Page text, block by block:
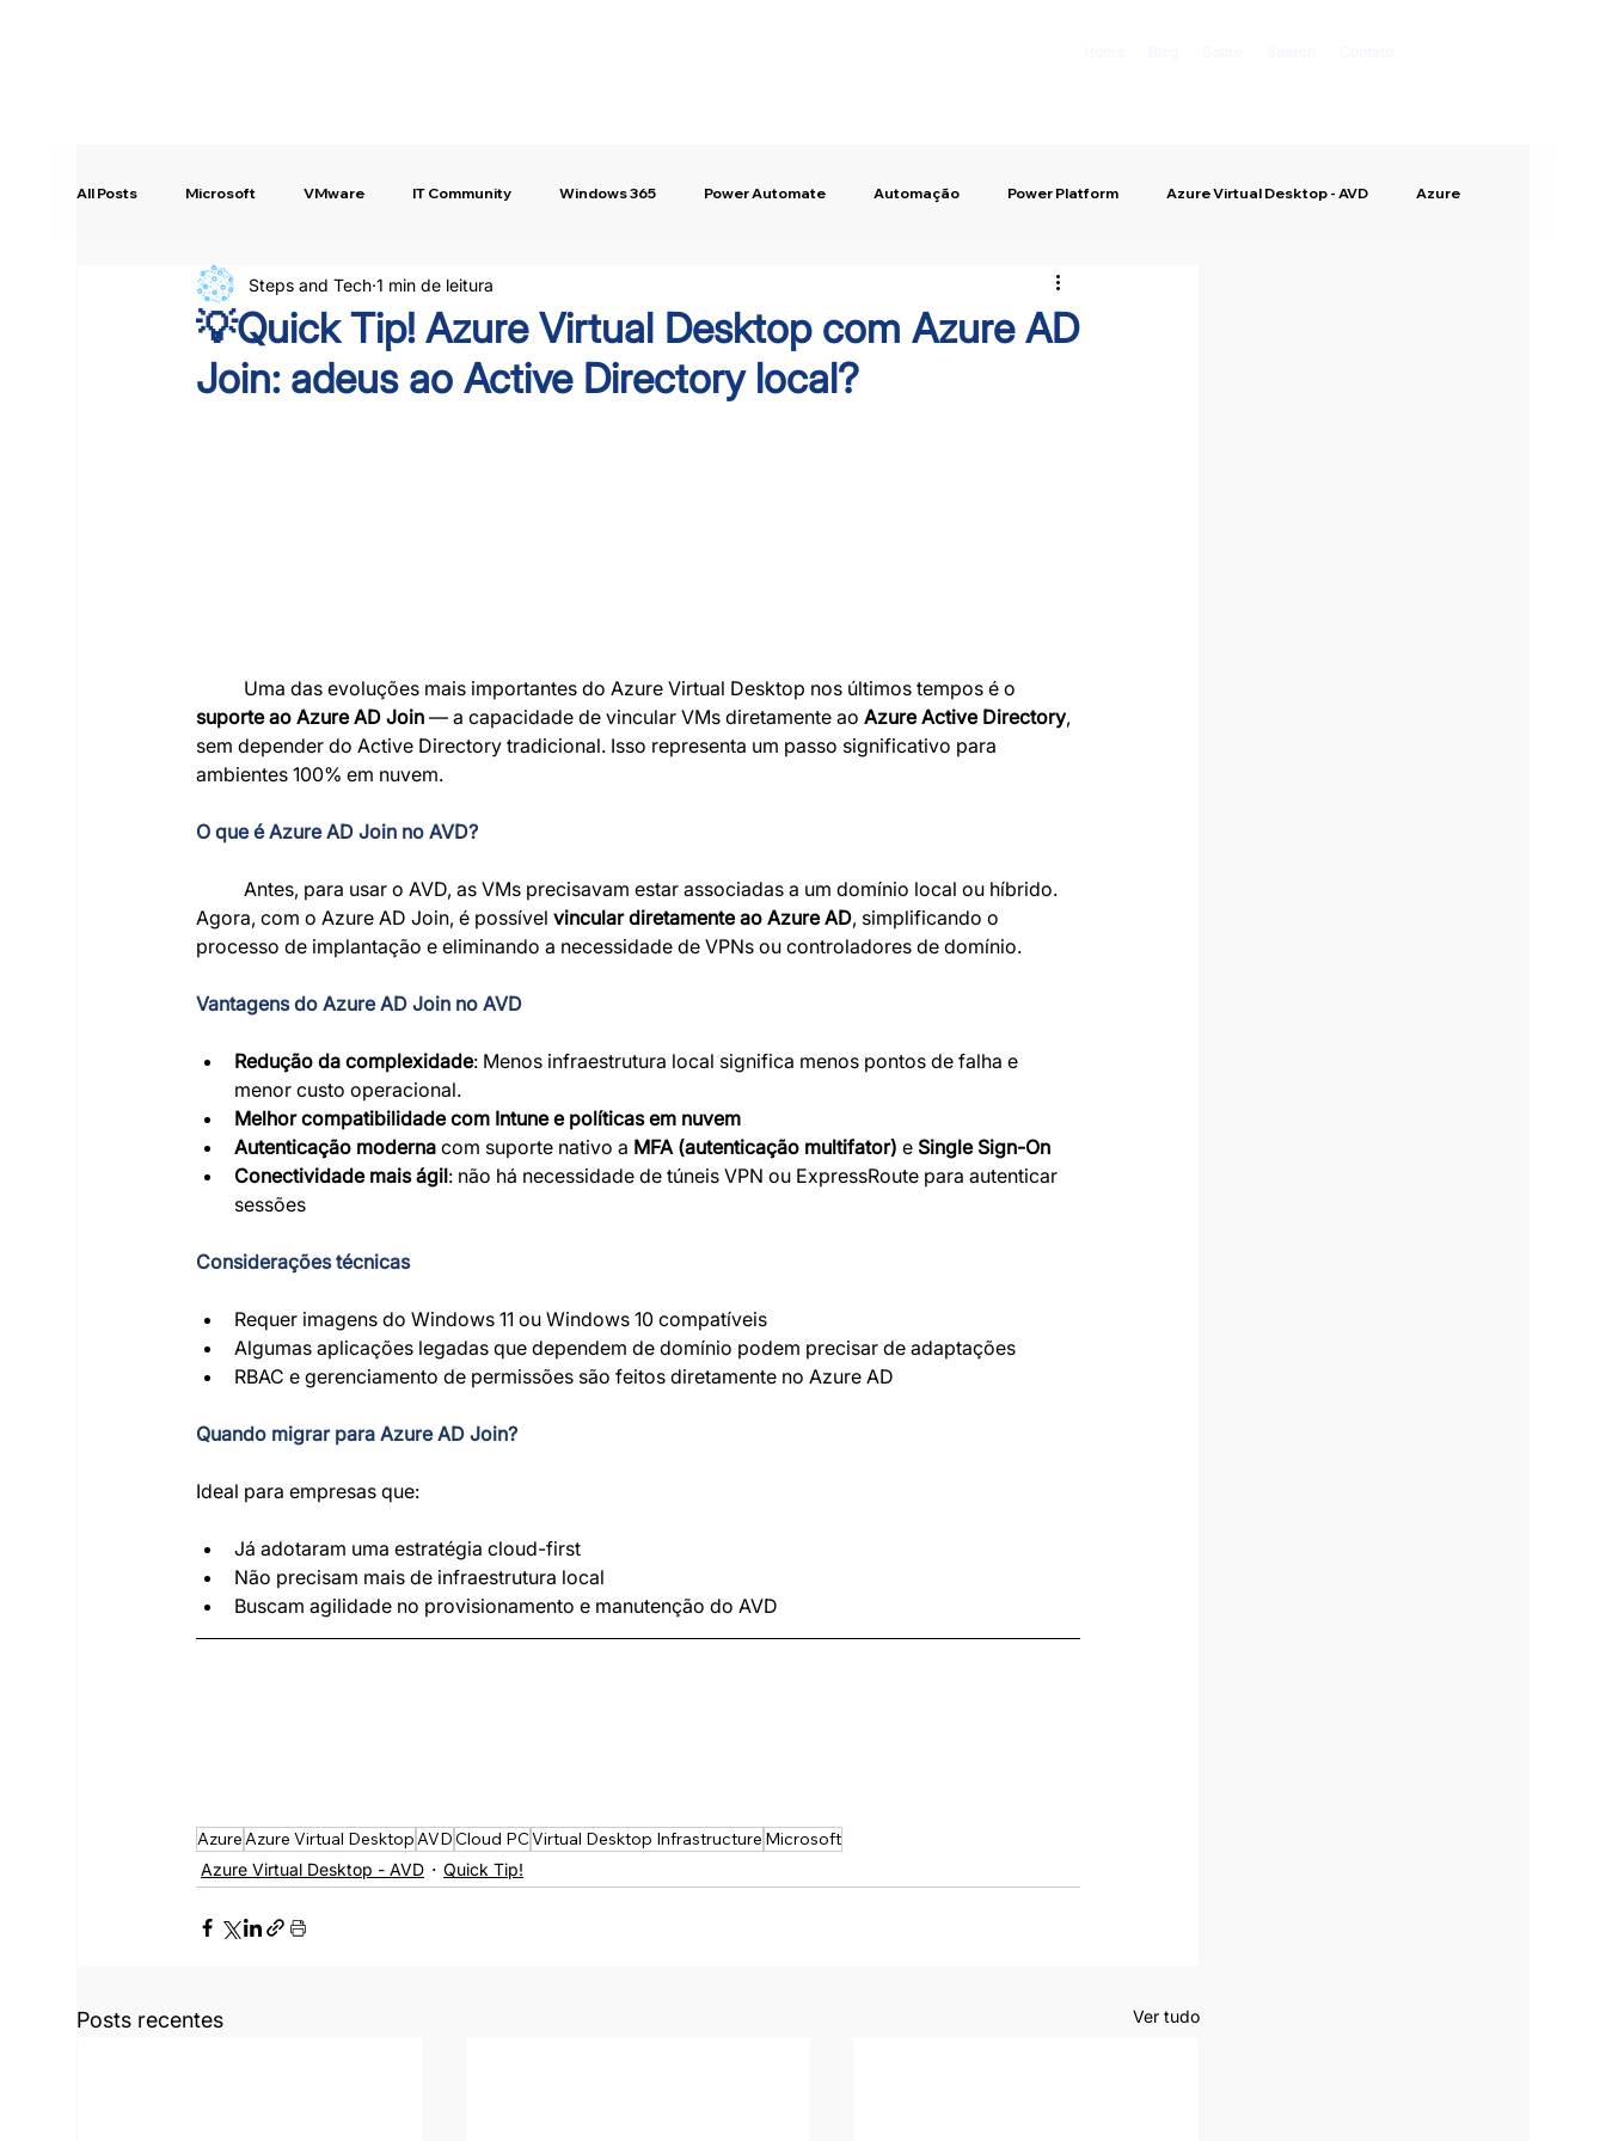
All Posts Microsoft VMware IT Community Windows 365 Power Automate Automação Power Platform Azure Virtual Desktop - AVD Azure
Copilot Studio Quick Tip!
💡Quick Tip! Azure Virtual Desktop com Azure AD
Join: adeus ao Active Directory local?
Steps and Tech 1 min de leitura
	Uma das evoluções mais importantes do Azure Virtual Desktop nos últimos tempos é o
suporte ao Azure AD Join — a capacidade de vincular VMs diretamente ao Azure Active Directory,
sem depender do Active Directory tradicional. Isso representa um passo significativo para
ambientes 100% em nuvem.
O que é Azure AD Join no AVD?
Agora, com o Azure AD Join, é possível vincular diretamente ao Azure AD, simplificando o
processo de implantação e eliminando a necessidade de VPNs ou controladores de domínio.
Vantagens do Azure AD Join no AVD
Redução da complexidade: Menos infraestrutura local significa menos pontos de falha e
menor custo operacional.
Melhor compatibilidade com Intune e políticas em nuvem
Autenticação moderna com suporte nativo a MFA (autenticação multifator) e Single Sign-On
Conectividade mais ágil: não há necessidade de túneis VPN ou ExpressRoute para autenticar
sessões
Considerações técnicas
Requer imagens do Windows 11 ou Windows 10 compatíveis
Algumas aplicações legadas que dependem de domínio podem precisar de adaptações
RBAC e gerenciamento de permissões são feitos diretamente no Azure AD
Quando migrar para Azure AD Join?
Ideal para empresas que:
Já adotaram uma estratégia cloud-first
Não precisam mais de infraestrutura local
Buscam agilidade no provisionamento e manutenção do AVD
AzureAzure Virtual DesktopAVDCloud PCVirtual Desktop Infrastructure Microsoft
Azure Virtual Desktop - AVD Quick Tip!
Posts recentes Ver tudo